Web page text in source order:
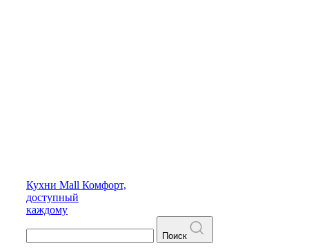
Кухни Mall Комфорт,
доступный
каждому
Поиск